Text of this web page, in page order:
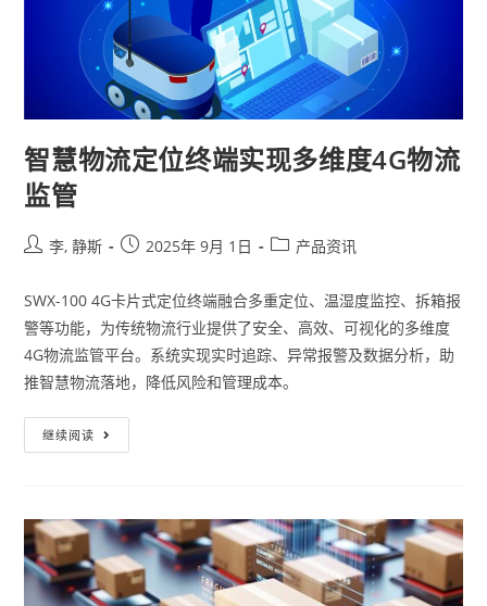
智慧物流定位终端实现多维度4G物流
监管
李, 静斯 2025年 9月 1日 产品资讯
SWX-100 4G卡片式定位终端融合多重定位、温湿度监控、拆箱报
警等功能，为传统物流行业提供了安全、高效、可视化的多维度
4G物流监管平台。系统实现实时追踪、异常报警及数据分析，助
推智慧物流落地，降低风险和管理成本。
继续阅读